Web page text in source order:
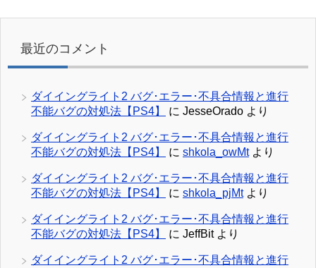
最近のコメント
ダイイングライト2 バグ･エラー･不具合情報と進行
不能バグの対処法【PS4】
に JesseOrado より
ダイイングライト2 バグ･エラー･不具合情報と進行
不能バグの対処法【PS4】
に shkola_owMtより
ダイイングライト2 バグ･エラー･不具合情報と進行
不能バグの対処法【PS4】
に shkola_pjMtより
ダイイングライト2 バグ･エラー･不具合情報と進行
不能バグの対処法【PS4】
に JeffBitより
ダイイングライト2 バグ･エラー･不具合情報と進行